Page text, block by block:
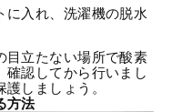
に入れ、洗濯機の脱水
目立たない場所で酸素
確認してから行いまし
しましょう。
方法